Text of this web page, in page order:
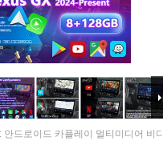
안드로이드 카플레이 멀티미디어 비디